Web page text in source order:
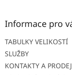
Informace pro
TABULKY VELIKOSTÍ
SLUŽBY
KONTAKTY A